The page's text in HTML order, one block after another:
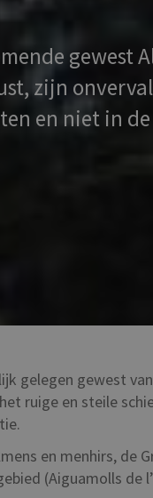
gewest
zijn
en niet in
gelegen gewest
ruige en steile
en menhirs, de
(Aiguamolls de